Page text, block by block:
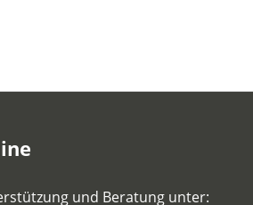
und Beratung unter: